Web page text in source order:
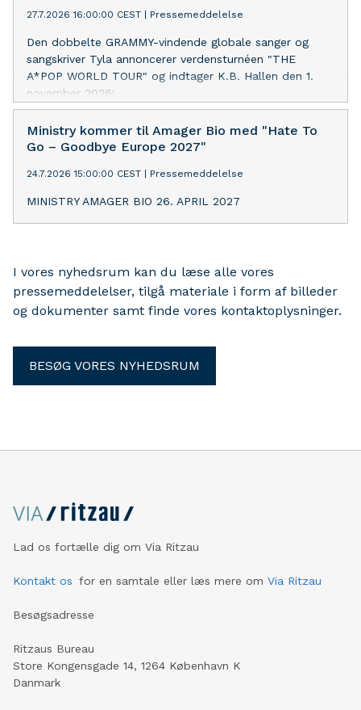
27.7.2026 16:00:00 CEST Pressemeddelelse
Den dobbelte GRAMMY-vindende globale sanger og
sangskriver Tyla annoncerer verdensturnéen "THE
A*POP WORLD TOUR" og indtager K.B. Hallen den 1.
november 2026!
Ministry kommer til Amager Bio med "Hate To
Go – Goodbye Europe 2027"
24.7.2026 15:00:00 CEST Pressemeddelelse
MINISTRY AMAGER BIO 26. APRIL 2027
I vores nyhedsrum kan du læse alle vores
pressemeddelelser, tilgå materiale i form af billeder
og dokumenter samt finde vores kontaktoplysninger.
BESØG VORES NYHEDSRUM
Lad os fortælle dig om Via Ritzau
Kontakt os for en samtale eller læs mere om Via Ritzau
Besøgsadresse
Ritzaus Bureau
Store Kongensgade 14, 1264 København K
Danmark